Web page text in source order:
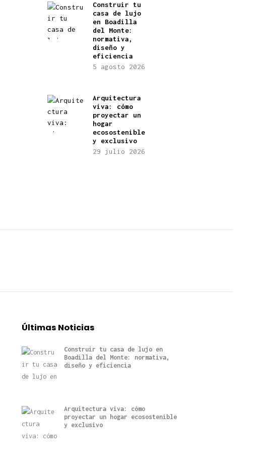
Construir tu
casa de lujo
en Boadilla
del Monte:
normativa,
diseño y
eficiencia
5 agosto 2026
Arquitectura
viva: cómo
proyectar un
hogar
ecosostenible
y exclusivo
29 julio 2026
Últimas Noticias
Construir tu casa de lujo en
Boadilla del Monte: normativa,
diseño y eficiencia
Arquitectura viva: cómo
proyectar un hogar ecosostenible
y exclusivo